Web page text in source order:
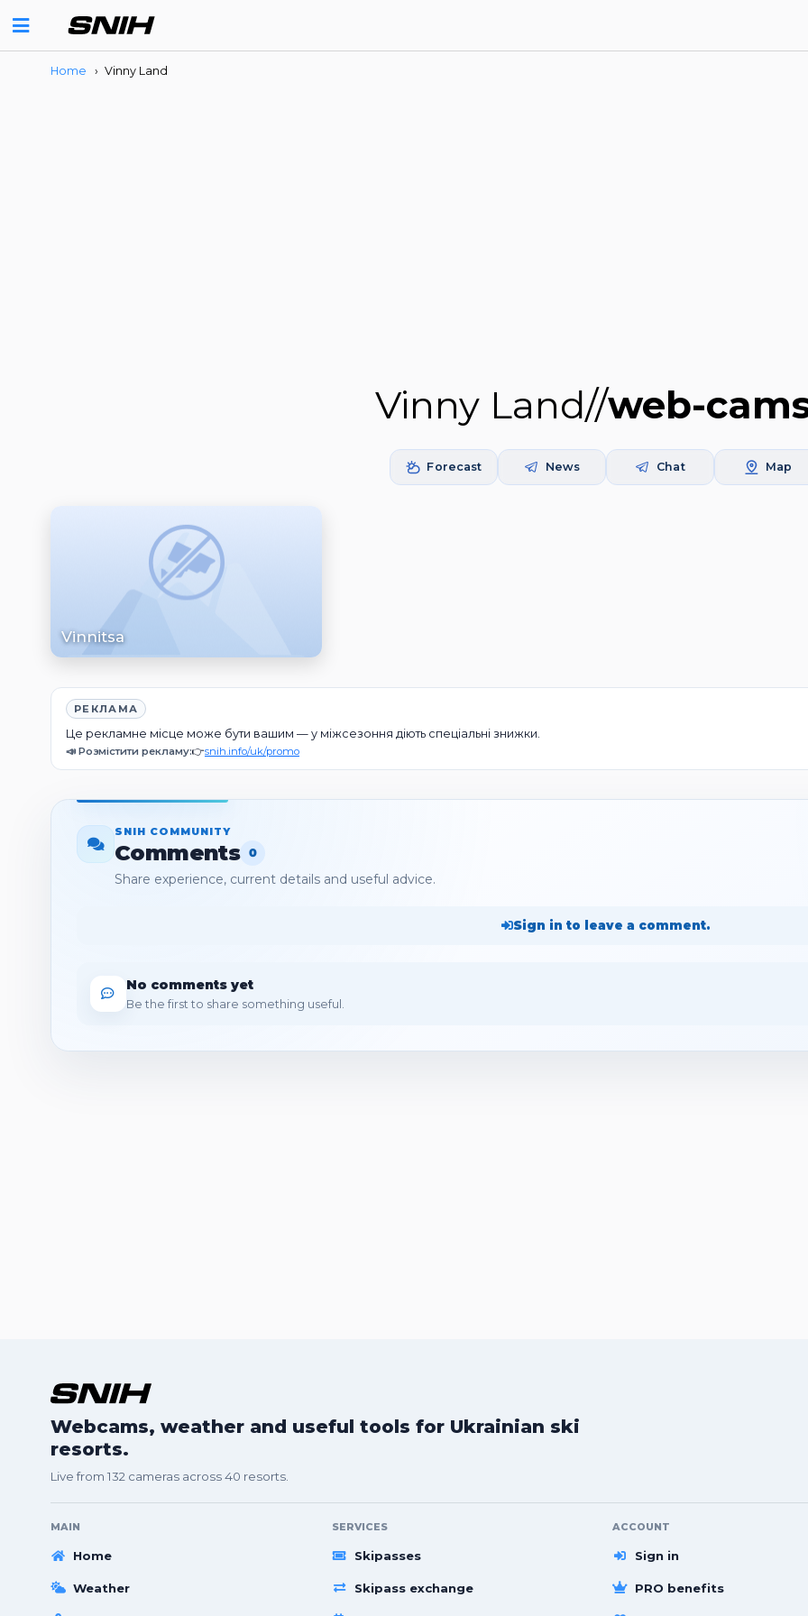
Home › Vinny Land
Vinny Land//web-
Forecast News Chat Map
Vinnitsa
РЕКЛАМА
Це рекламне місце може бути вашим — у міжсезоння діють спеціальні знижки.
📣 Розмістити рекламу:👉snih.info/uk/promo
SNIH COMMUNITY
Comments 0
Share experience, current details and useful advice.
Sign in to leave a comment.
No comments yet
Be the first to share something useful.
Webcams, weather and useful tools for Ukrainian ski
resorts.
Live from 132 cameras across 40 resorts.
MAIN
Home
Weather
SERVICES
Skipasses
Skipass exchange
ACCOUNT
Sign in
PRO benefits